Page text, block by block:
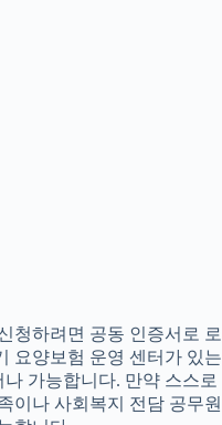
청하려면 공동 인증서로 로
요양보험 운영 센터가 있는
가능합니다. 만약 스스로
이나 사회복지 전담 공무원